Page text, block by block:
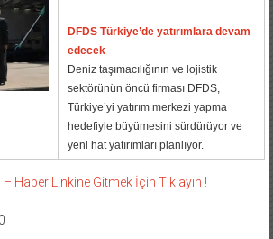
DFDS Türkiye’de yatırımlara devam
edecek
Deniz taşımacılığının ve lojistik
sektörünün öncü firması DFDS,
Türkiye’yi yatırım merkezi yapma
hedefiyle büyümesini sürdürüyor ve
yeni hat yatırımları planlıyor.
Haber Linkine Gitmek İçin Tıklayın !